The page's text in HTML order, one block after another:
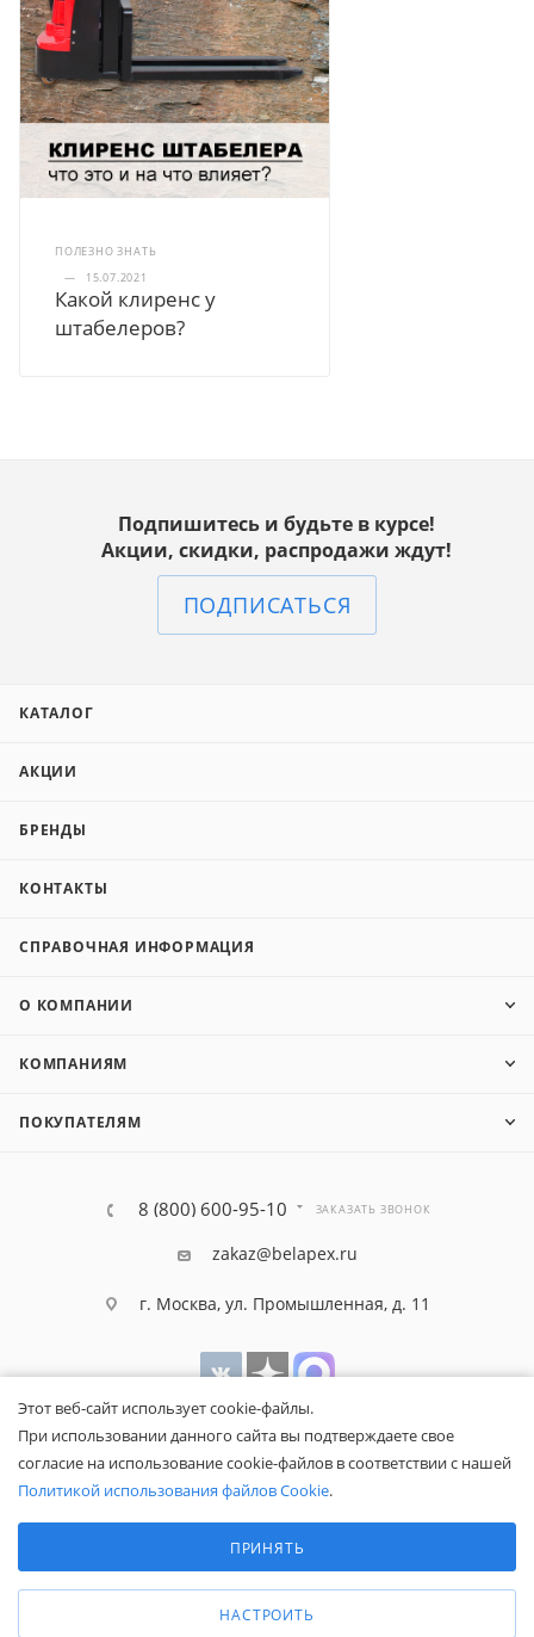
ПОЛЕЗНО ЗНАТЬ
—
15.07.2021
Какой клиренс у
штабелеров?
Подпишитесь и будьте в курсе!
Акции, скидки, распродажи ждут!
ПОДПИСАТЬСЯ
КАТАЛОГ
АКЦИИ
БРЕНДЫ
КОНТАКТЫ
СПРАВОЧНАЯ ИНФОРМАЦИЯ
О КОМПАНИИ
КОМПАНИЯМ
ПОКУПАТЕЛЯМ
8 (800) 600-95-10 ЗАКАЗАТЬ ЗВОНОК
zakaz@belapex.ru
г. Москва, ул. Промышленная, д. 11
Общество с ограниченной ответственностью «Белапекс», ИНН
9724044802
Обращаем ваше внимание, что вся представленная на сайте
Этот веб-сайт использует cookie-файлы.
При использовании данного сайта вы подтверждаете свое
согласие на использование cookie-файлов в соответствии с нашей
Политикой использования файлов Cookie.
Аналитические/Функциональные
ПРИНЯТЬ
НАСТРОИТЬ